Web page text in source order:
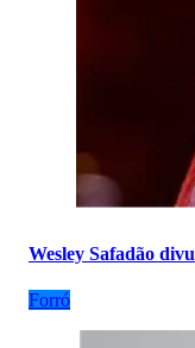
Wesley Safadão
Forró